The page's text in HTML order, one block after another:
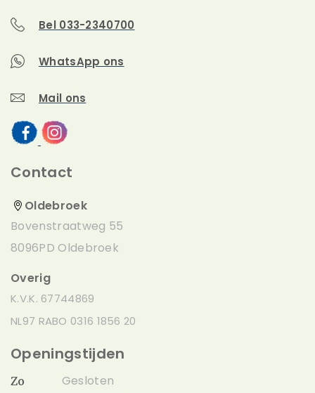
Bel 033-2340700
WhatsApp ons
Mail ons
Contact
Oldebroek
Bovenstraatweg 55
8096PD Oldebroek
Overig
K.V.K. 67744869
NL97 RABO 0316 1856 20
Openingstijden
Zo Gesloten